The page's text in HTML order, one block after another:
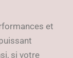
et
si votre